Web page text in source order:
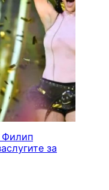
Филип
за